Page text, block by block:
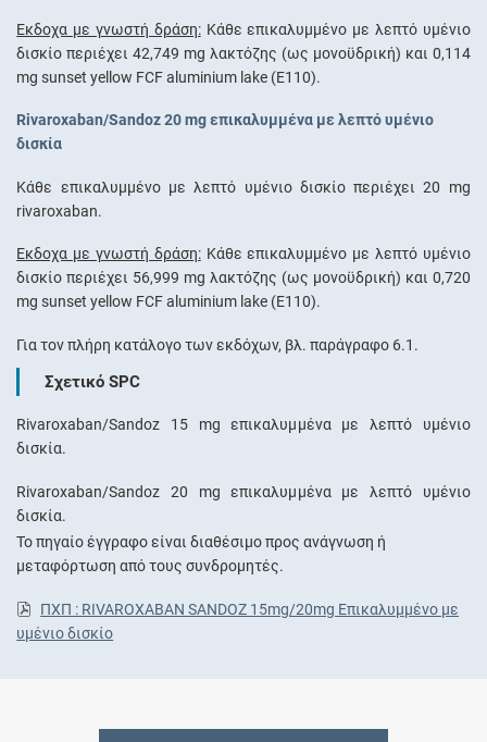
Έκδοχα με γνωστή δράση:Κάθε επικαλυμμένο με λεπτό υμένιο
δισκίο περιέχει 42,749 mg λακτόζης (ως μονοϋδρική) και 0,114
mg sunset yellow FCF aluminium lake (E110).
Rivaroxaban/Sandoz 20 mg επικαλυμμένα με λεπτό υμένιο
δισκία
Κάθε επικαλυμμένο με λεπτό υμένιο δισκίο περιέχει 20 mg
rivaroxaban.
Έκδοχα με γνωστή δράση:Κάθε επικαλυμμένο με λεπτό υμένιο
δισκίο περιέχει 56,999 mg λακτόζης (ως μονοϋδρική) και 0,720
mg sunset yellow FCF aluminium lake (E110).
Για τον πλήρη κατάλογο των εκδόχων, βλ. παράγραφο 6.1.
Σχετικό SPC
Rivaroxaban/Sandoz 15 mg επικαλυμμένα με λεπτό υμένιο
δισκία.
Rivaroxaban/Sandoz 20 mg επικαλυμμένα με λεπτό υμένιο
δισκία.
Το πηγαίο έγγραφο είναι διαθέσιμο προς ανάγνωση ή
μεταφόρτωση από τους συνδρομητές.
ΠΧΠ : RIVAROXABAN SANDOZ 15mg/20mg Επικαλυμμένο με
υμένιο δισκίο